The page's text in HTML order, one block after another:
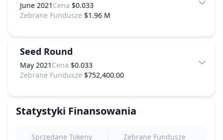
June 2021 Cena $0.033
Zebrane Fundusze $1.96 M
Seed Round
May 2021 Cena $0.033
Zebrane Fundusze $752,400.00
Statystyki Finansowania
Sprzedane Tokeny
Zebrane Fundusze